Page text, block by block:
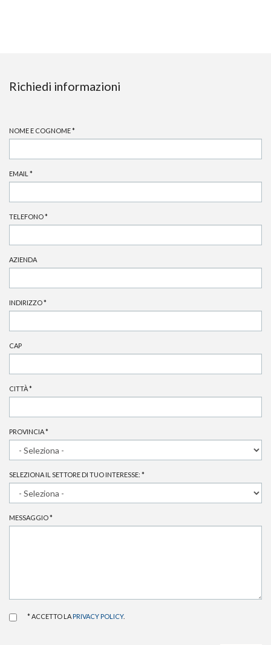
Richiedi informazioni
NOME E COGNOME*
EMAIL *
TELEFONO*
AZIENDA
INDIRIZZO*
CAP
CITTÀ*
PROVINCIA*
SELEZIONA IL SETTORE DI TUO INTERESSE: *
MESSAGGIO*
* ACCETTO LA PRIVACY POLICY.